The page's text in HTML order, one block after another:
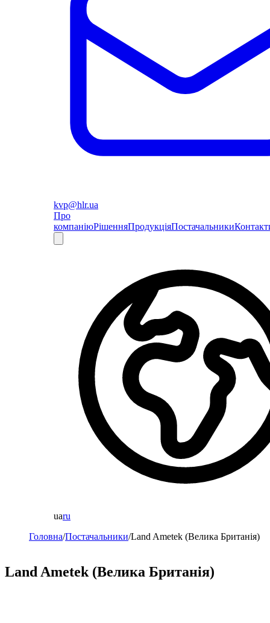
kvp@hlr.ua
Про
компаніюРішенняПродукціяПостачальники
uaru
Головна/Постачальники/Land Ametek (Велика Британія)
Land Ametek (Велика Британія)